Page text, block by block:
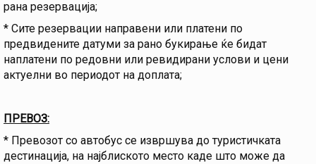
рана резервација;
* Сите резервации направени или платени по
предвидените датуми за рано букирање ќе бидат
наплатени по редовни или ревидирани услови и цени
актуeлни во периодот на доплата;
ПРЕВОЗ:
* Превозот со автобус се извршува до туристичката
дестинација, на најблиското место каде што може да